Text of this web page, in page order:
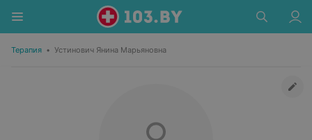
Терапия • Устинович Янина Марьяновна